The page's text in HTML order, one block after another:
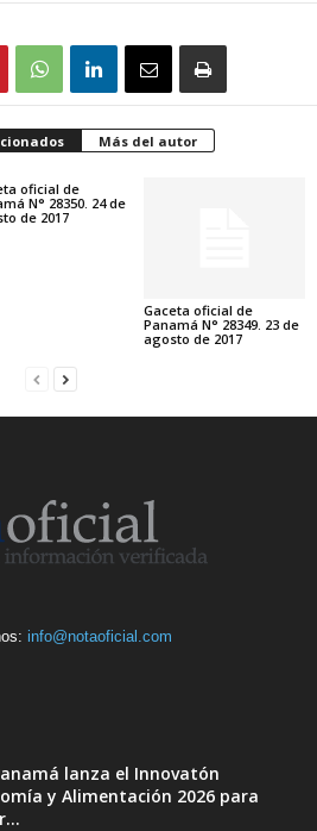
Más del autor
oficial de
N° 28350. 24 de
de 2017
Gaceta oficial de
Panamá N° 28349. 23 de
agosto de 2017
info@notaoficial.com
lanza el Innovatón
y Alimentación 2026 para